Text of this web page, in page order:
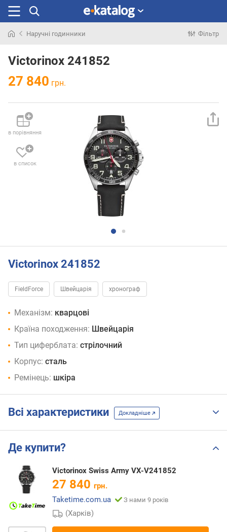
раніше
Наручні годинники Фільтр
Victorinox 241852
27 840 грн.
в порівняння
в список
Victorinox 241852
FieldForce Швейцарія хронограф
Механізм: кварцові
Країна походження: Швейцарія
Тип циферблата: стрілочний
Корпус: сталь
Ремінець: шкіра
Всі характеристики Докладніше
Де купити?
Victorinox Swiss Army VX-V241852
27 840 грн.
Taketime.com.ua
З нами 9 років
(Харків)